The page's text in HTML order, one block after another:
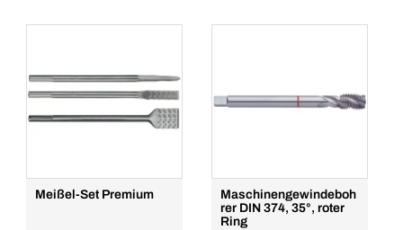
Meißel-Set Premium
Maschinengewindeboh
rer DIN 374, 35°, roter
Ring